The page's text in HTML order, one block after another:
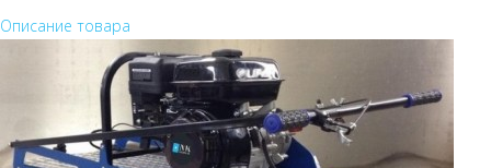
Описание товара